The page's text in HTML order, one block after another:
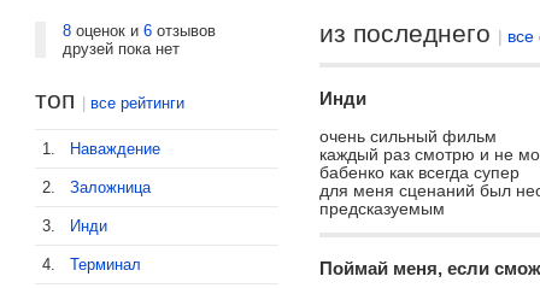
8 оценок и6 отзывов
друзей пока нет
топ |все рейтинги
1. Наваждение
2. Заложница
3. Инди
4. Терминал
из последнего |
Инди
очень сильный фильм
каждый раз смотрю и не
бабенко как всегда супер
для меня сценаний был
предсказуемым
Поймай меня, если